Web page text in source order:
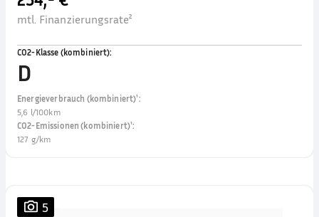
mtl. Finanzierungsrate²
CO2-Klasse (kombiniert):
D
Energieverbrauch (kombiniert)¹:
5,6 l/100km
CO2-Emissionen (kombiniert)¹:
127 g/km
5